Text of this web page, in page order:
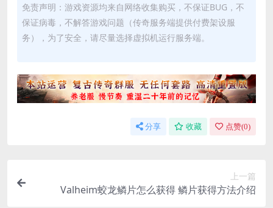
免责声明：游戏资源均来自网络收集购买，不保证BUG，不
保证病毒，不解答游戏问题（传奇服务端提供付费架设服
务），为了安全，请尽量选择虚拟机运行服务端。
分享 收藏 点赞(0)
上一篇
Valheim蛟龙鳞片怎么获得 鳞片获得方法介绍